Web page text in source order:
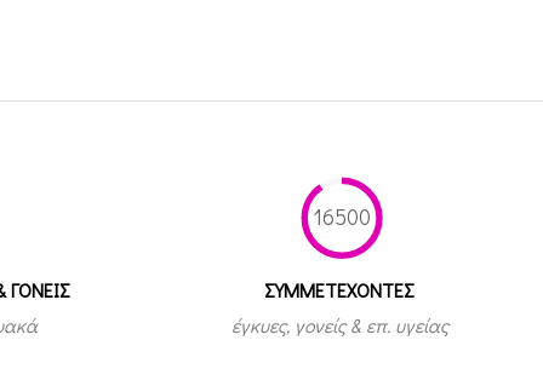
ΓΟΝΕΙΣ
16500
ΣΥΜΜΕΤEΧΟΝΤΕΣ
έγκυες, γονείς & επ. υγείας